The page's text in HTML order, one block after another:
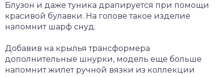
Блузон и даже туника драпируется при помощи
красивой булавки. На голове такое изделие
напомнит шарф снуд.
Добавив на крылья трансформера
дополнительные шнурки, модель еще больше
напомнит жилет ручной вязки из коллекции